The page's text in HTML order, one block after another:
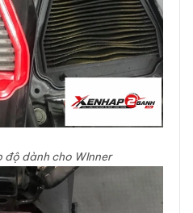
dành cho WInner